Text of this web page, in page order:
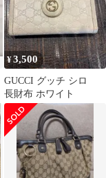
¥3,500
GUCCI グッチ シロ
長財布 ホワイト